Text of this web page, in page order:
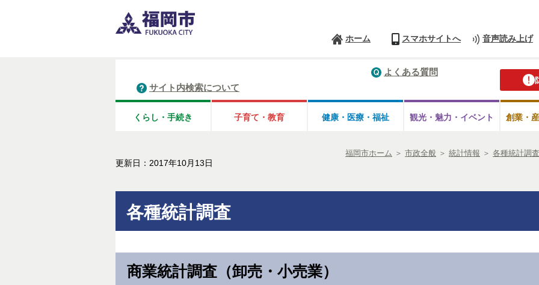
ホーム スマホサイトへ 音声読み上げ
よくある質問
サイト内検索について
くらし・手続き 子育て・教育 健康・医療・ 福祉 観光・魅力・ イベント 創業・
福岡市ホーム ＞ 市政全般 ＞ 統計情報 ＞ 各種統計調査
更新日：2017年10月13日
各種統計調査
商業統計調査（卸売・小売業）